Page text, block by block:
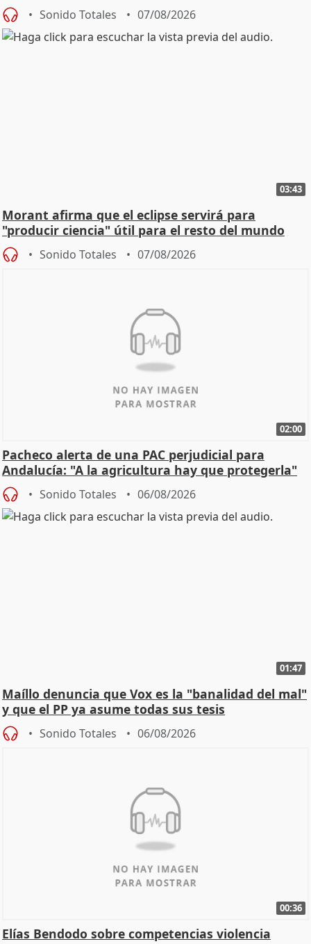
Sonido Totales 07/08/2026
03:43
Morant afirma que el eclipse servirá para
"producir ciencia" útil para el resto del mundo
Sonido Totales 07/08/2026
02:00
Pacheco alerta de una PAC perjudicial para
Andalucía: "A la agricultura hay que protegerla"
Sonido Totales 06/08/2026
01:47
Maíllo denuncia que Vox es la "banalidad del mal"
y que el PP ya asume todas sus tesis
Sonido Totales 06/08/2026
00:36
Elías Bendodo sobre competencias violencia